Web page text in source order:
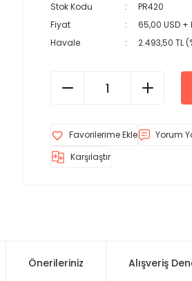
Stok Kodu
PR420
Fiyat
65,00 USD +
Havale
2.493,50 TL
Yorum
Karşılaştır
Önerileriniz Alışveriş